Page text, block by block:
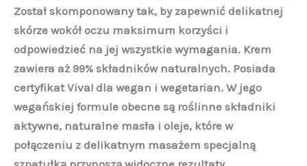
Został skomponowany tak, by zapewnić delikatnej
skórze wokół oczu maksimum korzyści i
odpowiedzieć na jej wszystkie wymagania. Krem
zawiera aż 99% składników naturalnych. Posiada
certyfikat Viva! dla wegan i wegetarian. W jego
wegańskiej formule obecne są roślinne składniki
aktywne, naturalne masła i oleje, które w
połączeniu z delikatnym masażem specjalną